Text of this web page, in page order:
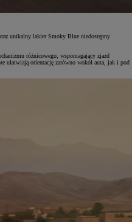
unikalny lakier Smoky Blue niedostępny
różnicowego, wspomagający zjazd
ułatwiają orientację zarówno wokół auta, jak i pod